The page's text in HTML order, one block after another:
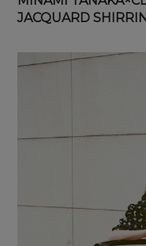
JACQUARD